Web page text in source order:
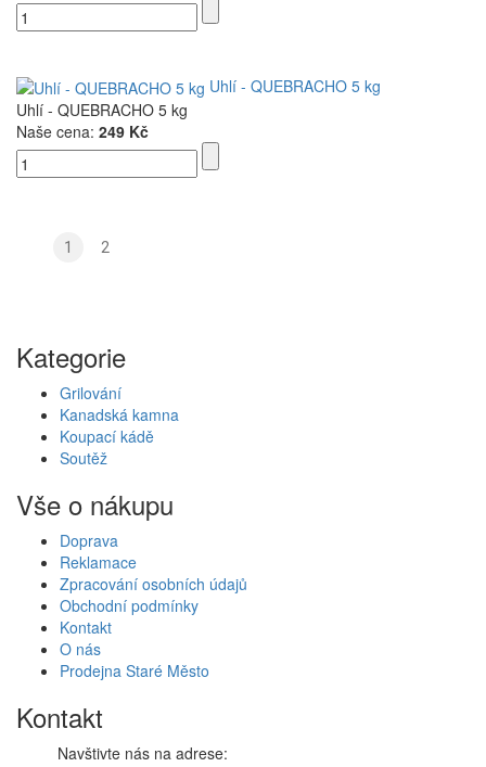
Uhlí - QUEBRACHO 5 kg
Uhlí - QUEBRACHO 5 kg
Naše cena: 249 Kč
1 2
Kategorie
Grilování
Kanadská kamna
Koupací kádě
Soutěž
Vše o nákupu
Doprava
Reklamace
Zpracování osobních údajů
Obchodní podmínky
Kontakt
O nás
Prodejna Staré Město
Kontakt
Navštivte nás na adrese: